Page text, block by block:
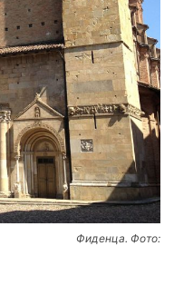
Фиденца. Фото: